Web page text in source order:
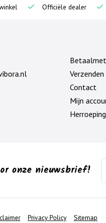
Officiële dealer
Contact
Mijn
onze nieuwsbrief!
Privacy Policy Sitemap